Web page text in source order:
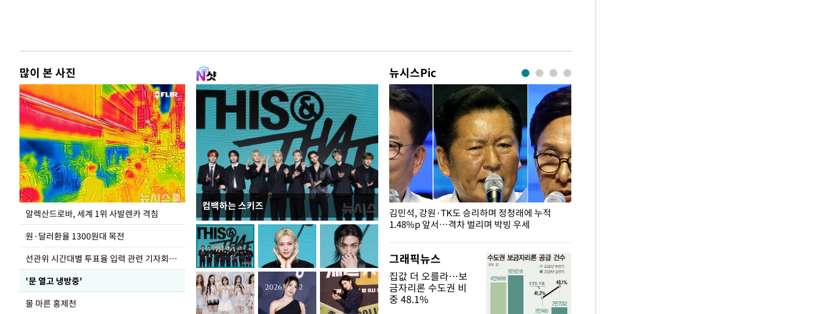
많이 본 사진
알렉산드로바, 세계 1위 사발렌카 격침
원·달러환율 1300원대 목전
선관위 시간대별 투표율 입력 관련 기자회견하는 주진우 의원
'문 열고 냉방중'
물 마른 홍제천
컴백하는 스키즈
뉴시스Pic
극한 폭염에 바닥 드러난 홍제천…물고기 떼죽음
도
김민석, 강원·TK도 승리하며 정청래에 누적
1.48%p 앞서…격차 벌리며 박빙 우세
그래픽뉴스
집값 더 오를라…보
금자리론 수도권 비
중 48.1%